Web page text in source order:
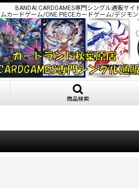
BANDAI CARDGAMES専門シングル通販サイ
カードゲーム/ONE PIECEカードゲーム/デジモ
商品検索